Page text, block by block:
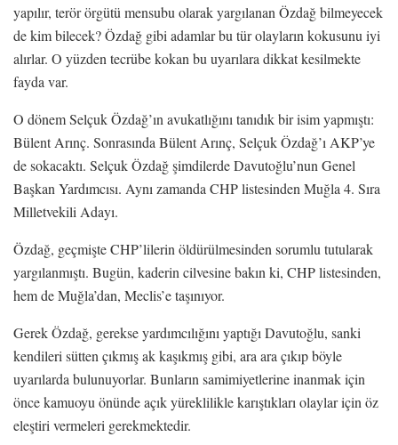
yapılır, terör örgütü mensubu olarak yargılanan Özdağ bilmeyecek
de kim bilecek? Özdağ gibi adamlar bu tür olayların kokusunu iyi
alırlar. O yüzden tecrübe kokan bu uyarılara dikkat kesilmekte
fayda var.
O dönem Selçuk Özdağ’ın avukatlığını tanıdık bir isim yapmıştı:
Bülent Arınç. Sonrasında Bülent Arınç, Selçuk Özdağ’ı AKP’ye
de sokacaktı. Selçuk Özdağ şimdilerde Davutoğlu’nun Genel
Başkan Yardımcısı. Aynı zamanda CHP listesinden Muğla 4. Sıra
Milletvekili Adayı.
Özdağ, geçmişte CHP’lilerin öldürülmesinden sorumlu tutularak
yargılanmıştı. Bugün, kaderin cilvesine bakın ki, CHP listesinden,
hem de Muğla’dan, Meclis’e taşınıyor.
Gerek Özdağ, gerekse yardımcılığını yaptığı Davutoğlu, sanki
kendileri sütten çıkmış ak kaşıkmış gibi, ara ara çıkıp böyle
uyarılarda bulunuyorlar. Bunların samimiyetlerine inanmak için
önce kamuoyu önünde açık yüreklilikle karıştıkları olaylar için öz
eleştiri vermeleri gerekmektedir.